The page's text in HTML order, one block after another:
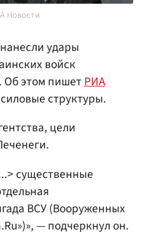
Новости
нанесли удары
войск
Об этом пишетРИА
структуры.
цели
существенные
ВСУ (Вооруженных
— подчеркнул он.